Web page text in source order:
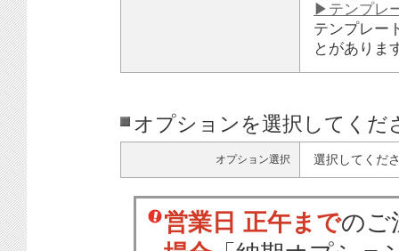
▶テンプレ
テンプレー
とがありま
オプションを選択してくだ
オプション選択 選択してくだ
営業日 正午までのご